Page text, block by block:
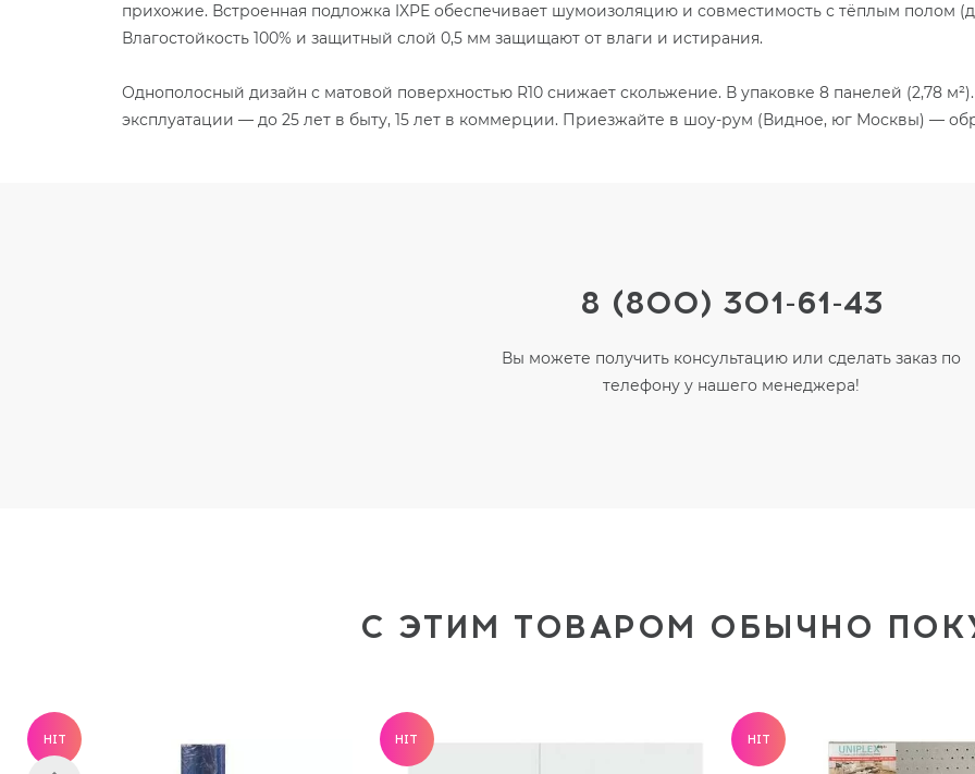
прихожие. Встроенная подложка IXPE обеспечивает шумоизоляцию и совместимость с тёплым полом
Влагостойкость 100% и защитный слой 0,5 мм защищают от влаги и истирания.
Однополосный дизайн с матовой поверхностью R10 снижает скольжение. В упаковке 8 панелей (2,78
эксплуатации — до 25 лет в быту, 15 лет в коммерции. Приезжайте в шоу-рум (Видное, юг Москвы) —
8 (800) 301-61-43
Вы можете получить консультацию или сделать заказ по
телефону у нашего менеджера!
С ЭТИМ ТОВАРОМ ОБЫЧНО
HIT HIT HIT